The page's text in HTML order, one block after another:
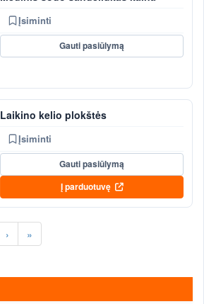
Įsiminti
Gauti pasiūlymą
Laikino kelio plokštės
Įsiminti
Gauti pasiūlymą
Į parduotuvę
› »